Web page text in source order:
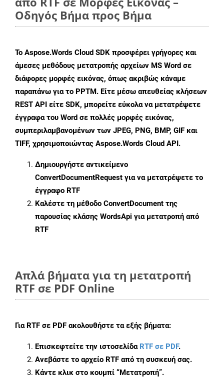
Οδηγός Βήμα προς Βήμα
Το Aspose.Words Cloud SDK προσφέρει γρήγορες και
άμεσες μεθόδους μετατροπής αρχείων MS Word σε
διάφορες μορφές εικόνας, όπως ακριβώς κάναμε
παραπάνω για το PPTM. Είτε μέσω απευθείας κλήσεων
REST API είτε SDK, μπορείτε εύκολα να μετατρέψετε
έγγραφα του Word σε πολλές μορφές εικόνας,
συμπεριλαμβανομένων των JPEG, PNG, BMP, GIF και
TIFF, χρησιμοποιώντας Aspose.Words Cloud API.
Δημιουργήστε αντικείμενο
ConvertDocumentRequest για να μετατρέψετε το
έγγραφο RTF
Καλέστε τη μέθοδο ConvertDocument της
παρουσίας κλάσης WordsApi για μετατροπή από
RTF
Απλά βήματα για τη μετατροπή
RTF σε PDF Online
Για RTF σε PDF ακολουθήστε τα εξής βήματα:
Επισκεφτείτε την ιστοσελίδα RTF σε PDF.
Ανεβάστε το αρχείο RTF από τη συσκευή σας.
Κάντε κλικ στο κουμπί “Μετατροπή”.